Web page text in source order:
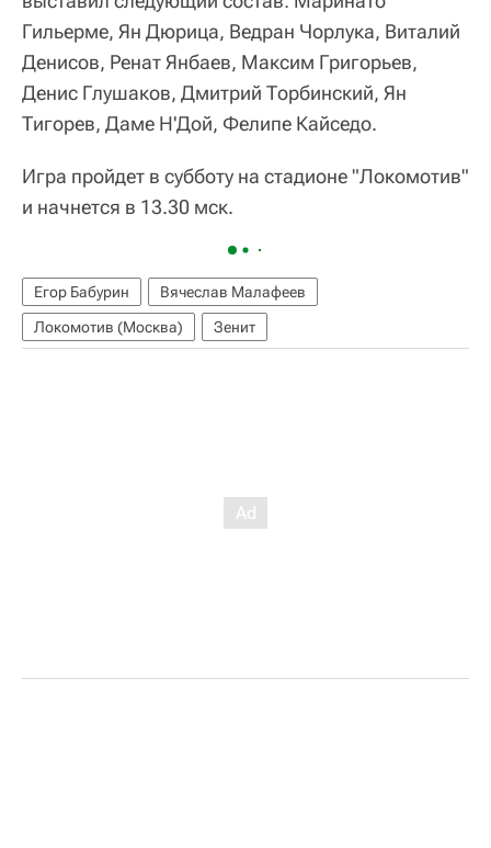
Гильерме, Ян Дюрица, Ведран Чорлука, Виталий
Денисов, Ренат Янбаев, Максим Григорьев,
Денис Глушаков, Дмитрий Торбинский, Ян
Тигорев, Даме Н'Дой, Фелипе Кайседо.
Игра пройдет в субботу на стадионе "Локомотив"
и начнется в 13.30 мск.
Егор Бабурин
Вячеслав Малафеев
Локомотив (Москва)
Зенит